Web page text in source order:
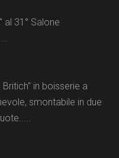
al 31° Salone
in boisserie a
smontabile in due